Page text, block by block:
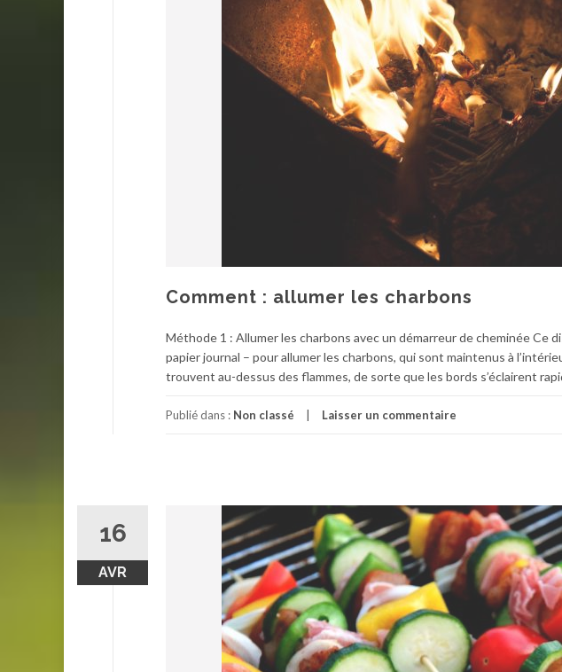
Comment : allumer les charbons
Méthode 1 : Allumer les charbons avec un démarreur de cheminée Ce
papier journal – pour allumer les charbons, qui sont maintenus à
trouvent au-dessus des flammes, de sorte que les bords s’éclairent
Publié dans : Non classé Laisser un commentaire
16
AVR